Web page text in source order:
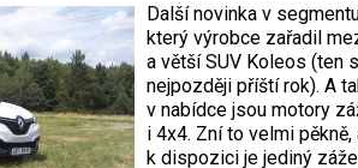
Další novinka v
který výrobce zařadil
a větší SUV Koleos (ten
nejpozději příští rok). A
v nabídce jsou motory
i 4x4. Zní to velmi
k dispozici je jediný